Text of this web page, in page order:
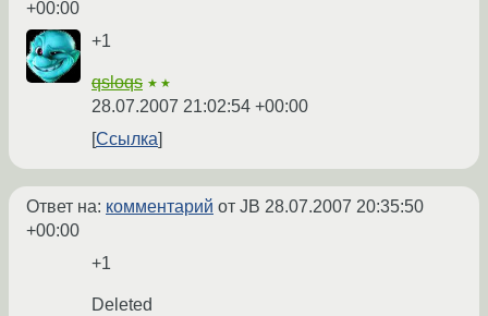
+00:00
+1
qsloqs ★★
28.07.2007 21:02:54 +00:00
Ссылка
Ответ на: комментарий от JB 28.07.2007 20:35:50
+00:00
+1
Deleted